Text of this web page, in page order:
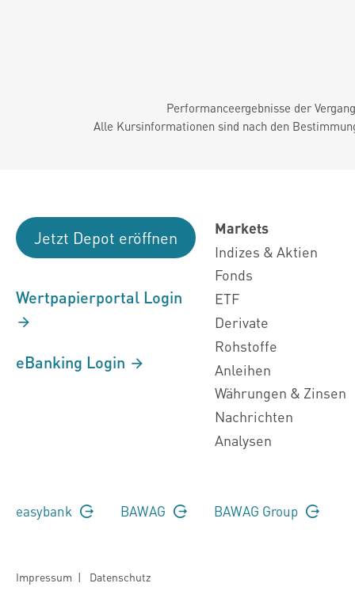
Performanceergebnisse der
Alle Kursinformationen sind nach den
Jetzt Depot eröffnen
Wertpapierportal Login
eBanking Login
Markets
Indizes & Aktien
Fonds
ETF
Derivate
Rohstoffe
Anleihen
Währungen & Zinsen
Nachrichten
Analysen
easybank BAWAG BAWAG Group
Impressum | Datenschutz